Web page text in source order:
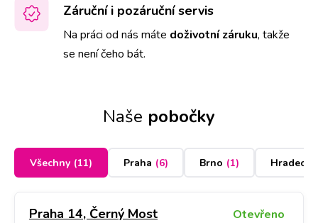
Záruční i pozáruční servis
Na práci od nás máte doživotní záruku, takže
se není čeho bát.
Naše pobočky
Všechny (11) Praha (6) Brno (1) Hradec
Praha 14, Černý Most Otevřeno